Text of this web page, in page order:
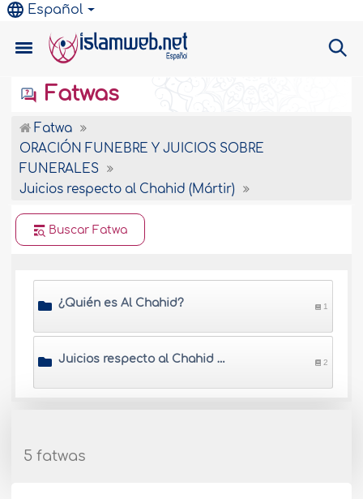
Español
Fatwas
Fatwa
ORACIÓN FUNEBRE Y JUICIOS SOBRE
FUNERALES
Juicios respecto al Chahid (Mártir)
Buscar Fatwa
¿Quién es Al Chahid? 1
Juicios respecto al Chahid (Mártir) 2
5 fatwas